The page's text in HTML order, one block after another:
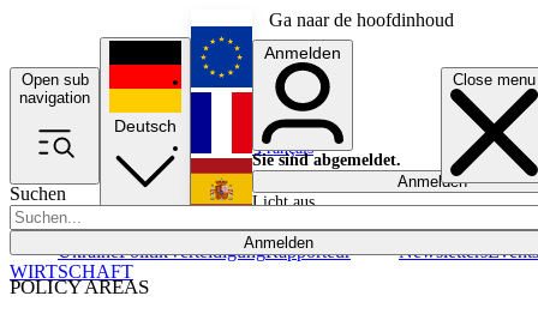
Ga naar de hoofdinhoud
Open sub
navigation
Close menu
Suchen
Anmelden
POLICY AREAS
UkrainePolitikVerteidigungRapporteur NewslettersEvents
Deutsch
English
Français
Anmelden
Sie sind abgemeldet.
Anmelden
Licht aus
WIRTSCHAFT